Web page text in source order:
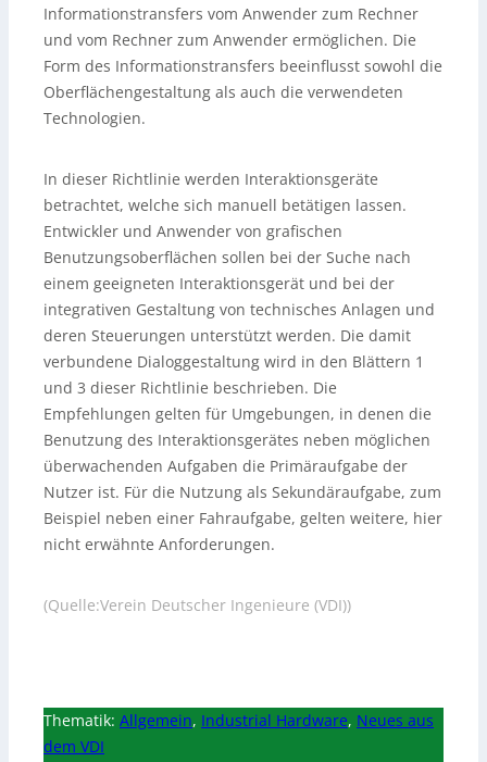
Informationstransfers vom Anwender zum Rechner
und vom Rechner zum Anwender ermöglichen. Die
Form des Informationstransfers beeinflusst sowohl die
Oberflächengestaltung als auch die verwendeten
Technologien.
In dieser Richtlinie werden Interaktionsgeräte
betrachtet, welche sich manuell betätigen lassen.
Entwickler und Anwender von grafischen
Benutzungsoberflächen sollen bei der Suche nach
einem geeigneten Interaktionsgerät und bei der
integrativen Gestaltung von technisches Anlagen und
deren Steuerungen unterstützt werden. Die damit
verbundene Dialoggestaltung wird in den Blättern 1
und 3 dieser Richtlinie beschrieben. Die
Empfehlungen gelten für Umgebungen, in denen die
Benutzung des Interaktionsgerätes neben möglichen
überwachenden Aufgaben die Primäraufgabe der
Nutzer ist. Für die Nutzung als Sekundäraufgabe, zum
Beispiel neben einer Fahraufgabe, gelten weitere, hier
nicht erwähnte Anforderungen.
(Quelle:Verein Deutscher Ingenieure (VDI))
Thematik: Allgemein, Industrial Hardware, Neues aus
dem VDI